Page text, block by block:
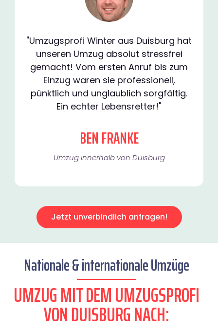
"Umzugsprofi Winter aus Duisburg hat
unseren Umzug absolut stressfrei
gemacht! Vom ersten Anruf bis zum
Einzug waren sie professionell,
pünktlich und unglaublich sorgfältig.
Ein echter Lebensretter!"
BEN FRANKE
Umzug innerhalb von Duisburg​
Jetzt unverbindlich anfragen!
Nationale & internationale Umzüge
UMZUG MIT DEM UMZUGSPROFI
VON DUISBURG NACH: